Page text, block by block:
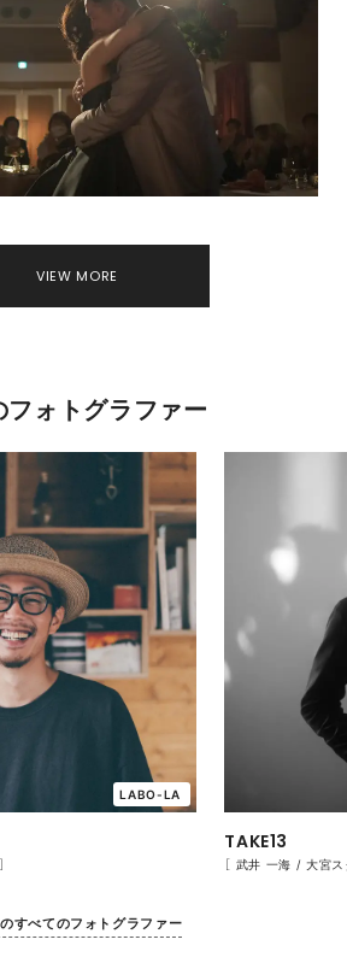
VIEW MORE
ォトグラファー
LABO-LA
TAKE13
［ 武井 一海 / 大宮ス
すべてのフォトグラファー